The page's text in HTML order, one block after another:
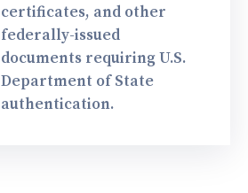
certificates, and other
federally-issued
documents requiring U.S.
Department of State
authentication.